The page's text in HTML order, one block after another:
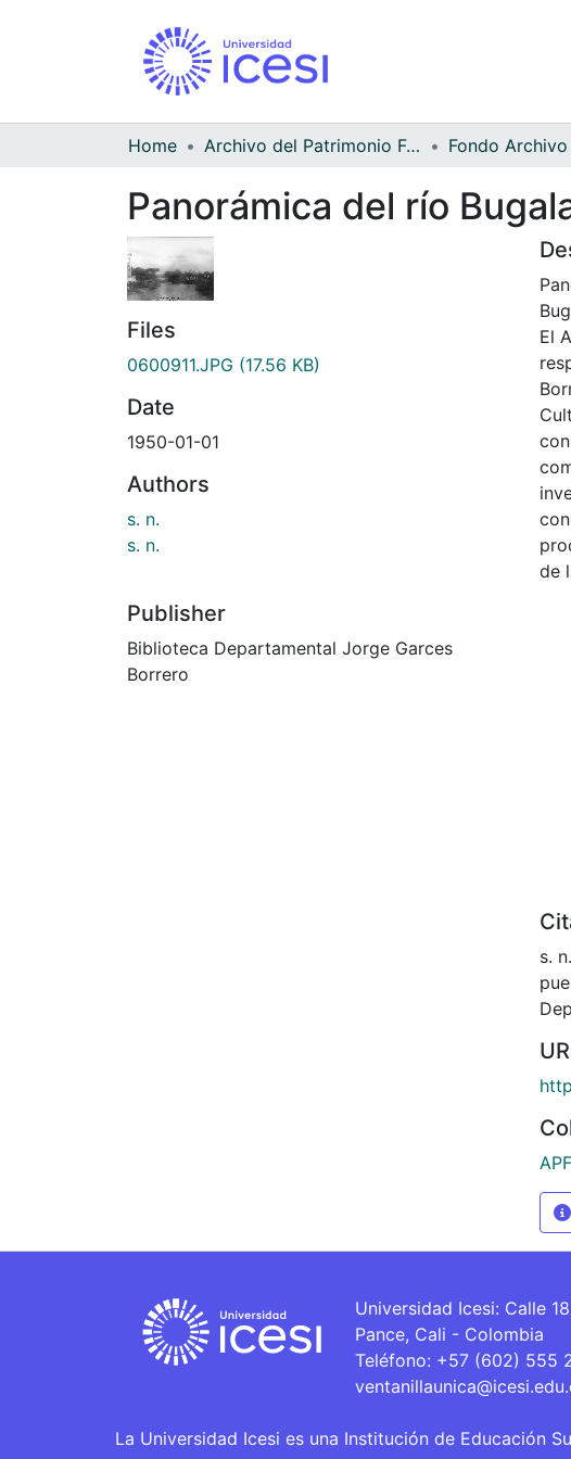
Home Archivo del Patrimonio Fotográfico y Fílmico del Valle del Cauca
Panorámica del río
Files
0600911.JPG (17.56 KB)
Date
1950-01-01
Authors
s. n.
s. n.
Publisher
Biblioteca Departamental Jorge Garces
Borrero
El
de
s.
Universidad Icesi: Calle
Pance, Cali - Colombia
Teléfono: +57 (602) 555
La Universidad Icesi es una Institución de Educación